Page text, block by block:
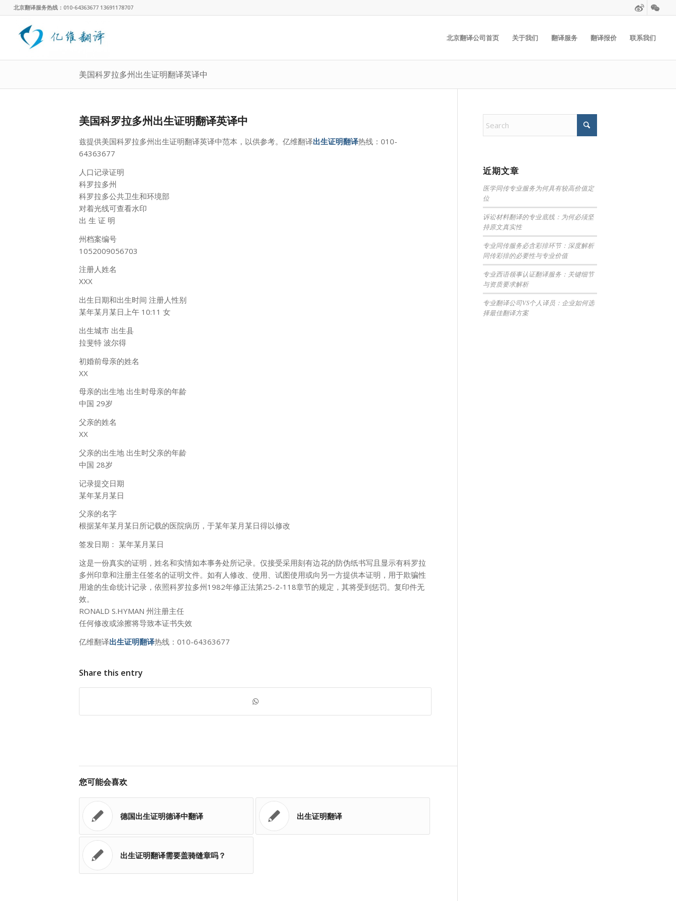
北京翻译服务热线：010-64363677 13691178707
北京翻译公司首页 关于我们 翻译服务 翻译报价 联系我们
美国科罗拉多州出生证明翻译英译中
美国科罗拉多州出生证明翻译英译中
兹提供美国科罗拉多州出生证明翻译英译中范本，以供参考。亿维翻译出生证明翻译热线：010-
64363677
人口记录证明
科罗拉多州
科罗拉多公共卫生和环境部
对着光线可查看水印
出 生 证 明
州档案编号
1052009056703
注册人姓名
XXX
出生日期和出生时间 注册人性别
某年某月某日上午 10:11 女
出生城市 出生县
拉斐特 波尔得
初婚前母亲的姓名
XX
母亲的出生地 出生时母亲的年龄
中国 29岁
父亲的姓名
XX
父亲的出生地 出生时父亲的年龄
中国 28岁
记录提交日期
某年某月某日
父亲的名字
根据某年某月某日所记载的医院病历，于某年某月某日得以修改
签发日期： 某年某月某日
这是一份真实的证明，姓名和实情如本事务处所记录。仅接受采用刻有边花的防伪纸书写且显示有科罗拉
多州印章和注册主任签名的证明文件。如有人修改、使用、试图使用或向另一方提供本证明，用于欺骗性
用途的生命统计记录，依照科罗拉多州1982年修正法第25-2-118章节的规定，其将受到惩罚。复印件无
效。
RONALD S.HYMAN 州注册主任
任何修改或涂擦将导致本证书失效
亿维翻译出生证明翻译热线：010-64363677
Share this entry
您可能会喜欢
德国出生证明德译中翻译 出生证明翻译
出生证明翻译需要盖骑缝章吗？
近期文章
医学同传专业服务为何具有较高价值定
位
诉讼材料翻译的专业底线：为何必须坚
持原文真实性
专业同传服务必含彩排环节：深度解析
同传彩排的必要性与专业价值
专业西语领事认证翻译服务：关键细节
与资质要求解析
专业翻译公司VS个人译员：企业如何选
择最佳翻译方案